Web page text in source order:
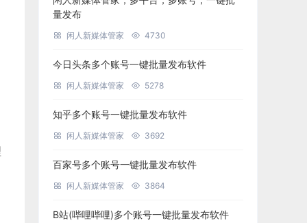
量发布
闲人新媒体管家 4730
今日头条多个账号一键批量发布软件
闲人新媒体管家 5278
知乎多个账号一键批量发布软件
闲人新媒体管家 3692
百家号多个账号一键批量发布软件
闲人新媒体管家 3864
B站(哔哩哔哩)多个账号一键批量发布软件